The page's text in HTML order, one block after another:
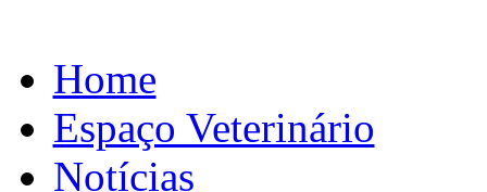
Home
Espaço Veterinário
Notícias